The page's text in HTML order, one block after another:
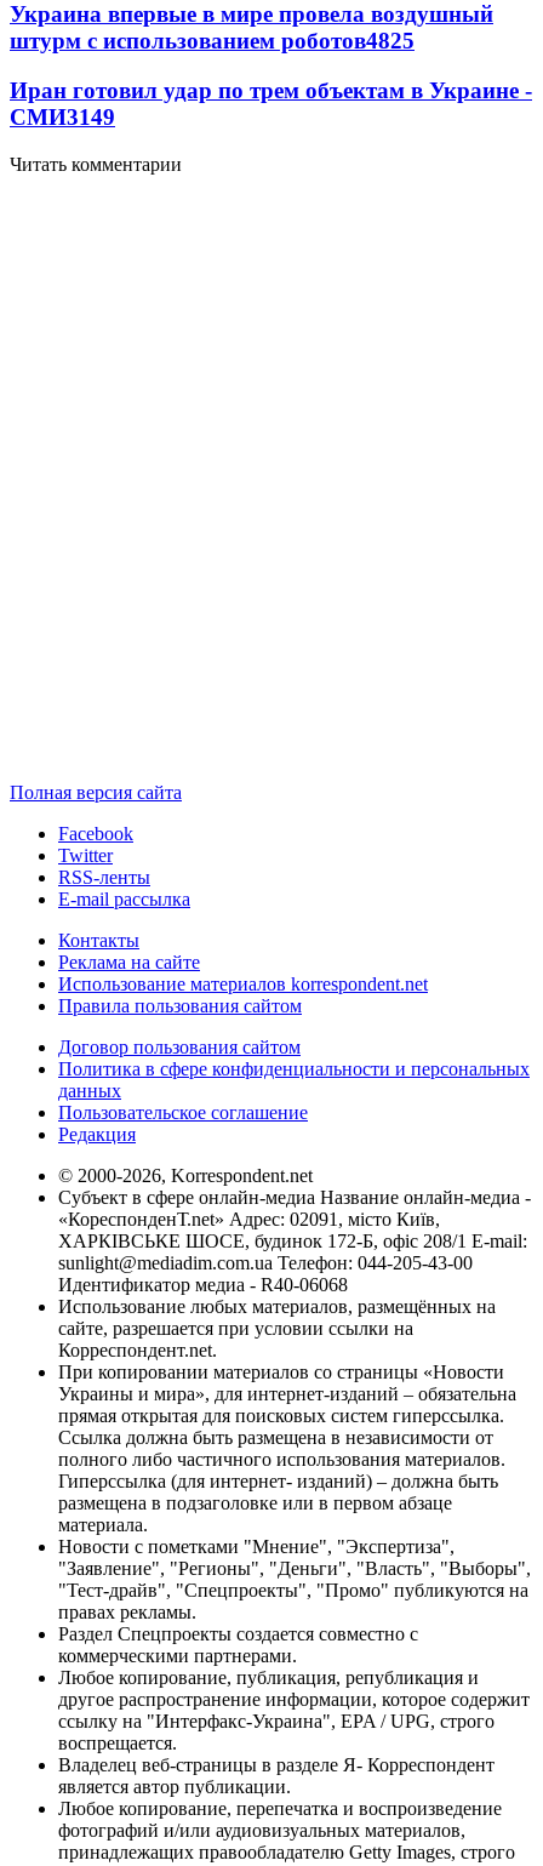
Украина впервые в мире провела воздушный
штурм с использованием роботов4825
Иран готовил удар по трем объектам в Украине -
СМИ3149
Читать комментарии
Полная версия сайта
Facebook
Twitter
RSS-ленты
E-mail рассылка
Контакты
Реклама на сайте
Использование материалов korrespondent.net
Правила пользования сайтом
Договор пользования сайтом
Политика в сфере конфиденциальности и персональных
данных
Пользовательское соглашение
Редакция
© 2000-2026, Korrespondent.net
Субъект в сфере онлайн-медиа Название онлайн-медиа -
«КореспонденТ.net» Адрес: 02091, місто Київ,
ХАРКІВСЬКЕ ШОСЕ, будинок 172-Б, офіс 208/1 E-mail:
sunlight@mediadim.com.ua Телефон: 044-205-43-00
Идентификатор медиа - R40-06068
Использование любых материалов, размещённых на
сайте, разрешается при условии ссылки на
Корреспондент.net.
При копировании материалов со страницы «Новости
Украины и мира», для интернет-изданий – обязательна
прямая открытая для поисковых систем гиперссылка.
Ссылка должна быть размещена в независимости от
полного либо частичного использования материалов.
Гиперссылка (для интернет- изданий) – должна быть
размещена в подзаголовке или в первом абзаце
материала.
Новости с пометками "Мнение", "Экспертиза",
"Заявление", "Регионы", "Деньги", "Власть", "Выборы",
"Тест-драйв", "Спецпроекты", "Промо" публикуются на
правах рекламы.
Раздел Спецпроекты создается совместно с
коммерческими партнерами.
Любое копирование, публикация, републикация и
другое распространение информации, которое содержит
ссылку на "Интерфакс-Украина", EPA / UPG, строго
воспрещается.
Владелец веб-страницы в разделе Я- Корреспондент
является автор публикации.
Любое копирование, перепечатка и воспроизведение
фотографий и/или аудиовизуальных материалов,
принадлежащих правообладателю Getty Images, строго